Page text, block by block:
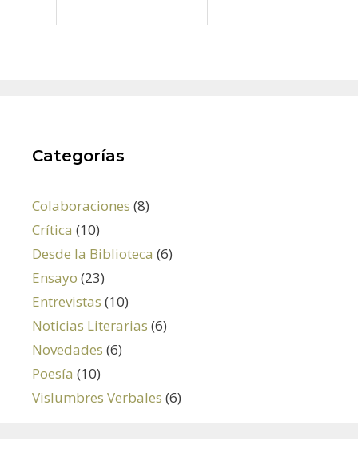
Categorías
Colaboraciones (8)
Crítica (10)
Desde la Biblioteca (6)
Ensayo (23)
Entrevistas (10)
Noticias Literarias (6)
Novedades (6)
Poesía (10)
Vislumbres Verbales (6)